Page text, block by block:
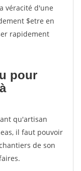
véracité d'une
$etre en
rapidement
pour
qu'artisan
il faut pouvoir
de son